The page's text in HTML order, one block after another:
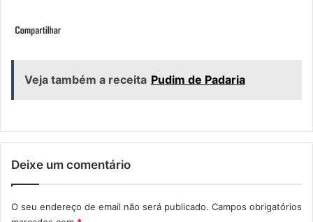
Veja também a receita Pudim de Padaria
Deixe um comentário
O seu endereço de email não será publicado. Campos obrigatórios